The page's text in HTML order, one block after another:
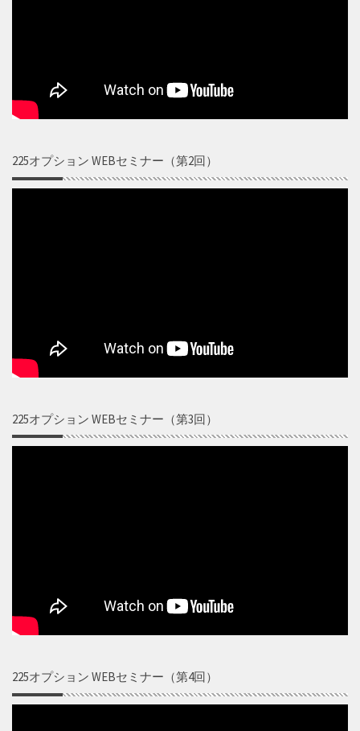
225オプション WEBセミナー（第2回）
225オプション WEBセミナー（第3回）
225オプション WEBセミナー（第4回）